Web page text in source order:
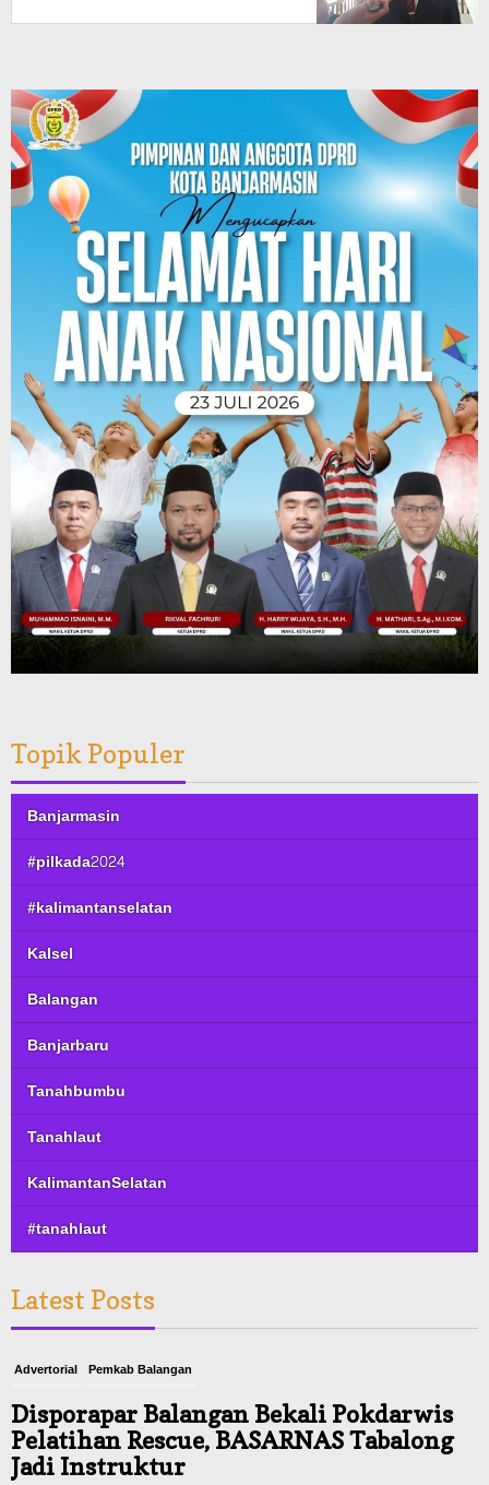
Topik Populer
Banjarmasin
#pilkada2024
#kalimantanselatan
Kalsel
Balangan
Banjarbaru
Tanahbumbu
Tanahlaut
KalimantanSelatan
#tanahlaut
Latest Posts
Advertorial Pemkab Balangan
Disporapar Balangan Bekali Pokdarwis
Pelatihan Rescue, BASARNAS Tabalong
Jadi Instruktur